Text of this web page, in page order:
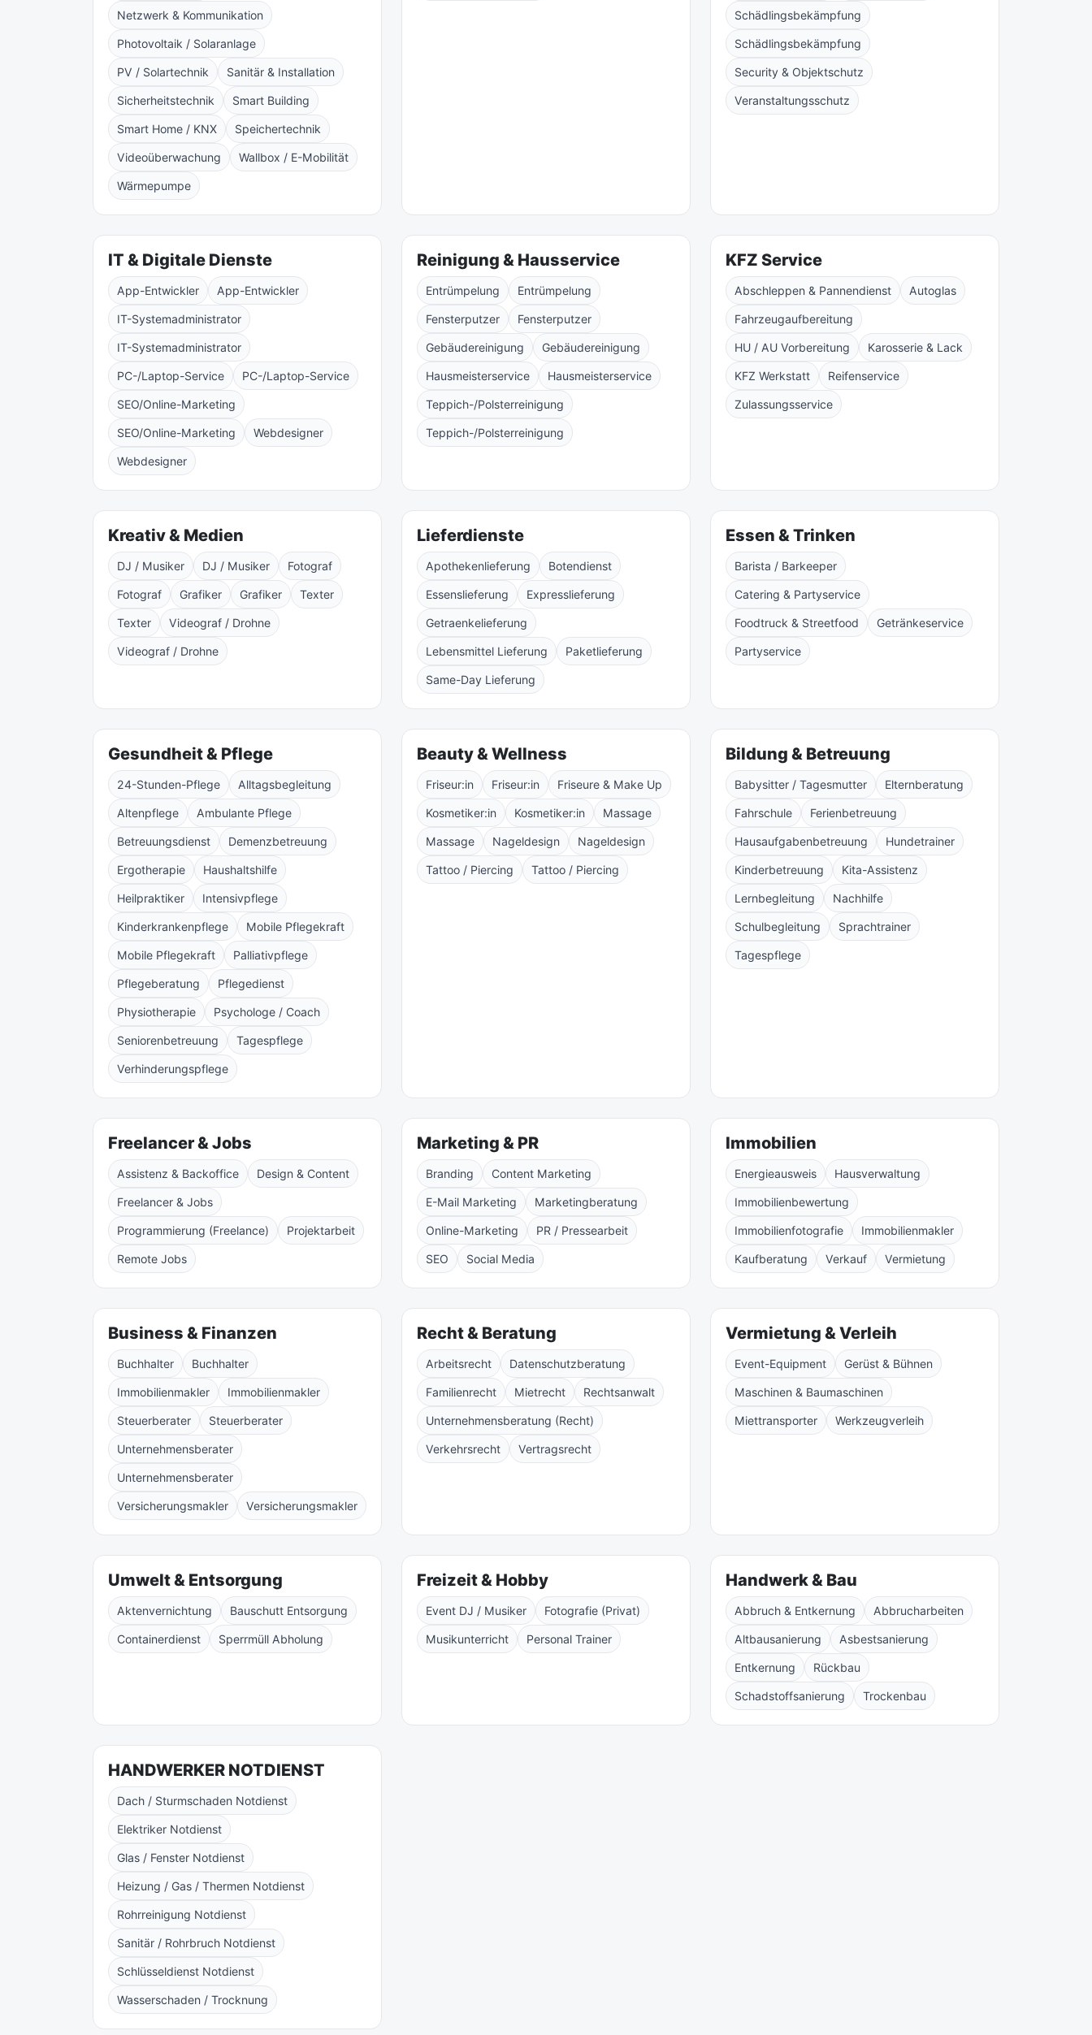
Netzwerk & Kommunikation
Photovoltaik / Solaranlage
PV / Solartechnik Sanitär & Installation
Sicherheitstechnik Smart Building
Smart Home / KNX Speichertechnik
Videoüberwachung Wallbox / E-Mobilität
Wärmepumpe
Schädlingsbekämpfung
Schädlingsbekämpfung
Security & Objektschutz
Veranstaltungsschutz
IT & Digitale Dienste
App-Entwickler App-Entwickler
IT-Systemadministrator
IT-Systemadministrator
PC-/Laptop-Service PC-/Laptop-Service
SEO/Online-Marketing
SEO/Online-Marketing Webdesigner
Webdesigner
Reinigung & Hausservice
Entrümpelung Entrümpelung
Fensterputzer Fensterputzer
Gebäudereinigung Gebäudereinigung
Hausmeisterservice Hausmeisterservice
Teppich-/Polsterreinigung
Teppich-/Polsterreinigung
KFZ Service
Abschleppen & Pannendienst Autoglas
Fahrzeugaufbereitung
HU / AU Vorbereitung Karosserie & Lack
KFZ Werkstatt Reifenservice
Zulassungsservice
Kreativ & Medien
DJ / Musiker DJ / Musiker Fotograf
Fotograf Grafiker Grafiker Texter
Texter Videograf / Drohne
Videograf / Drohne
Lieferdienste
Apothekenlieferung Botendienst
Essenslieferung Expresslieferung
Getraenkelieferung
Lebensmittel Lieferung Paketlieferung
Same-Day Lieferung
Essen & Trinken
Barista / Barkeeper
Catering & Partyservice
Foodtruck & Streetfood Getränkeservice
Partyservice
Gesundheit & Pflege
24-Stunden-Pflege Alltagsbegleitung
Altenpflege Ambulante Pflege
Betreuungsdienst Demenzbetreuung
Ergotherapie Haushaltshilfe
Heilpraktiker Intensivpflege
Kinderkrankenpflege Mobile Pflegekraft
Mobile Pflegekraft Palliativpflege
Pflegeberatung Pflegedienst
Physiotherapie Psychologe / Coach
Seniorenbetreuung Tagespflege
Verhinderungspflege
Beauty & Wellness
Friseur:in Friseur:in Friseure & Make Up
Kosmetiker:in Kosmetiker:in Massage
Massage Nageldesign Nageldesign
Tattoo / Piercing Tattoo / Piercing
Bildung & Betreuung
Babysitter / Tagesmutter Elternberatung
Fahrschule Ferienbetreuung
Hausaufgabenbetreuung Hundetrainer
Kinderbetreuung Kita-Assistenz
Lernbegleitung Nachhilfe
Schulbegleitung Sprachtrainer
Tagespflege
Freelancer & Jobs
Assistenz & Backoffice Design & Content
Freelancer & Jobs
Programmierung (Freelance) Projektarbeit
Remote Jobs
Marketing & PR
Branding Content Marketing
E-Mail Marketing Marketingberatung
Online-Marketing PR / Pressearbeit
SEO Social Media
Immobilien
Energieausweis Hausverwaltung
Immobilienbewertung
Immobilienfotografie Immobilienmakler
Kaufberatung Verkauf Vermietung
Business & Finanzen
Buchhalter Buchhalter
Immobilienmakler Immobilienmakler
Steuerberater Steuerberater
Unternehmensberater
Unternehmensberater
Versicherungsmakler Versicherungsmakler
Recht & Beratung
Arbeitsrecht Datenschutzberatung
Familienrecht Mietrecht Rechtsanwalt
Unternehmensberatung (Recht)
Verkehrsrecht Vertragsrecht
Vermietung & Verleih
Event-Equipment Gerüst & Bühnen
Maschinen & Baumaschinen
Miettransporter Werkzeugverleih
Umwelt & Entsorgung
Aktenvernichtung Bauschutt Entsorgung
Containerdienst Sperrmüll Abholung
Freizeit & Hobby
Event DJ / Musiker Fotografie (Privat)
Musikunterricht Personal Trainer
Handwerk & Bau
Abbruch & Entkernung Abbrucharbeiten
Altbausanierung Asbestsanierung
Entkernung Rückbau
Schadstoffsanierung Trockenbau
HANDWERKER NOTDIENST
Dach / Sturmschaden Notdienst
Elektriker Notdienst
Glas / Fenster Notdienst
Heizung / Gas / Thermen Notdienst
Rohrreinigung Notdienst
Sanitär / Rohrbruch Notdienst
Schlüsseldienst Notdienst
Wasserschaden / Trocknung